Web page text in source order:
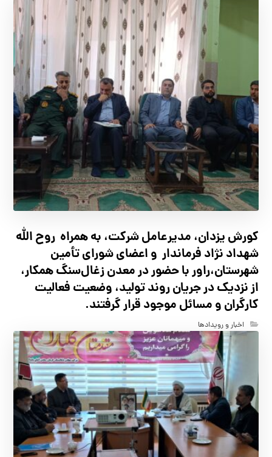
کورش یزدان، مدیرعامل شرکت، به همراه روح الله
شهداد نژاد فرماندار و اعضای شورای تأ‌مین
شهرستان،راور با حضور در معدن زغال‌سنگ همکار،
از نزدیک در جریان روند تولید، وضعیت فعالیت
کارگران و مسائل موجود قرار گرفتند.
اخبار و رویدادها